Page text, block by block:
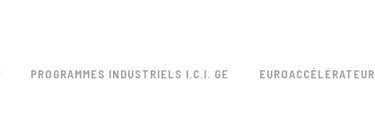
PROGRAMMES INDUSTRIELS I.C.I. GE EUROACCÉLÉRATEUR